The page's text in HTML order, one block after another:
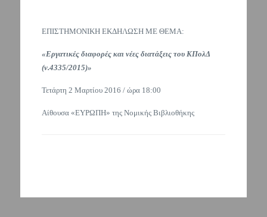
ΕΠΙΣΤΗΜΟΝΙΚΗ ΕΚΔΗΛΩΣΗ ΜΕ ΘΕΜΑ:
«Εργατικές διαφορές και νέες διατάξεις του ΚΠολΔ
(ν.4335/2015)»
Τετάρτη 2 Μαρτίου 2016 / ώρα 18:00
Αίθουσα «ΕΥΡΩΠΗ» της Νομικής Βιβλιοθήκης